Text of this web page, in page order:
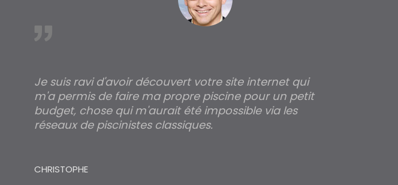
Je suis ravi d'avoir découvert votre site internet qui
m'a permis de faire ma propre piscine pour un petit
budget, chose qui m'aurait été impossible via les
réseaux de piscinistes classiques.
CHRISTOPHE